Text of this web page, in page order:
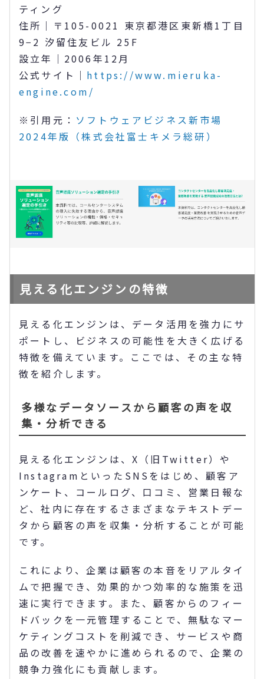
ティング
住所｜〒105-0021 東京都港区東新橋1丁目
9−2 汐留住友ビル 25F
設立年｜2006年12月
公式サイト｜ https://www.mieruka-
engine.com/
※引用元： ソフトウェアビジネス新市場
2024年版（株式会社富士キメラ総研）
見える化エンジンの特徴
見える化エンジンは、データ活用を強力にサ
ポートし、ビジネスの可能性を大きく広げる
特徴を備えています。ここでは、その主な特
徴を紹介します。
多様なデータソースから顧客の声を収
集・分析できる
見える化エンジンは、X（旧Twitter）や
InstagramといったSNSをはじめ、顧客ア
ンケート、コールログ、口コミ、営業日報な
ど、社内に存在するさまざまなテキストデー
タから顧客の声を収集・分析することが可能
です。
これにより、企業は顧客の本音をリアルタイ
ムで把握でき、効果的かつ効率的な施策を迅
速に実行できます。また、顧客からのフィー
ドバックを一元管理することで、無駄なマー
ケティングコストを削減でき、サービスや商
品の改善を速やかに進められるので、企業の
競争力強化にも貢献します。